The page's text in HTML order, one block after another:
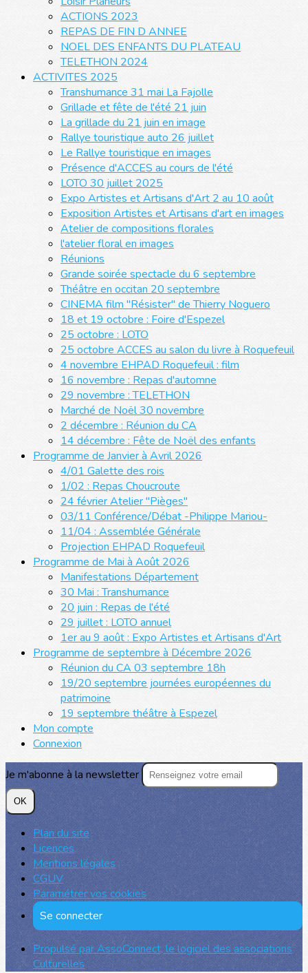
ACTIONS 2023
REPAS DE FIN D ANNEE
NOEL DES ENFANTS DU PLATEAU
TELETHON 2024
ACTIVITES 2025
Transhumance 31 mai La Fajolle
Grillade et fête de l'été 21 juin
La grillade du 21 juin en image
Rallye touristique auto 26 juillet
Le Rallye touristique en images
Présence d'ACCES au cours de l'été
LOTO 30 juillet 2025
Expo Artistes et Artisans d'Art 2 au 10 août
Exposition Artistes et Artisans d'art en images
Atelier de compositions florales
l'atelier floral en images
Réunions
Grande soirée spectacle du 6 septembre
Théâtre en occitan 20 septembre
CINEMA film "Résister" de Thierry Noguero
18 et 19 octobre : Foire d'Espezel
25 octobre : LOTO
25 octobre ACCES au salon du livre à Roquefeuil
4 novembre EHPAD Roquefeuil : film
16 novembre : Repas d'automne
29 novembre : TELETHON
Marché de Noël 30 novembre
2 décembre : Réunion du CA
14 décembre : Fête de Noël des enfants
Programme de Janvier à Avril 2026
4/01 Galette des rois
1/02 : Repas Choucroute
24 février Atelier "Pièges"
03/11 Conférence/Débat -Philippe Mariou-
11/04 : Assemblée Générale
Projection EHPAD Roquefeuil
Programme de Mai à Août 2026
Manifestations Département
30 Mai : Transhumance
20 juin : Repas de l'été
29 juillet : LOTO annuel
1er au 9 août : Expo Artistes et Artisans d'Art
Programme de septembre à Décembre 2026
Réunion du CA 03 septembre 18h
19/20 septembre journées européennes du
patrimoine
19 septembre théâtre à Espezel
Mon compte
Connexion
Je m'abonne à la newsletter
OK
Plan du site
Licences
Mentions légales
CGUV
Paramétrer vos cookies
Se connecter
Propulsé par AssoConnect, le logiciel des associations
Culturelles